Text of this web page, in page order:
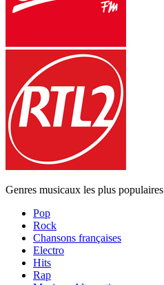
Genres musicaux les plus populaires
Pop
Rock
Chansons françaises
Electro
Hits
Rap